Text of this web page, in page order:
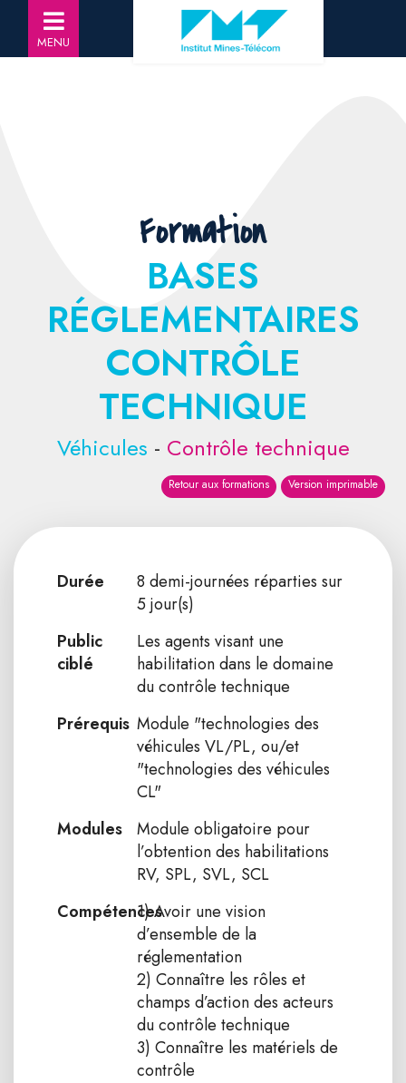
MENU
Formation
BASES
RÉGLEMENTAIRES
CONTRÔLE
TECHNIQUE
Véhicules - Contrôle technique
Retour aux formations Version imprimable
Durée
8 demi-journées réparties sur
5 jour(s)
Public
ciblé
Les agents visant une
habilitation dans le domaine
du contrôle technique
Prérequis Module "technologies des
véhicules VL/PL, ou/et
"technologies des véhicules
CL"
Modules
Module obligatoire pour
l’obtention des habilitations
RV, SPL, SVL, SCL
Compétences1) Avoir une vision
d’ensemble de la
réglementation
2) Connaître les rôles et
champs d’action des acteurs
du contrôle technique
3) Connaître les matériels de
contrôle